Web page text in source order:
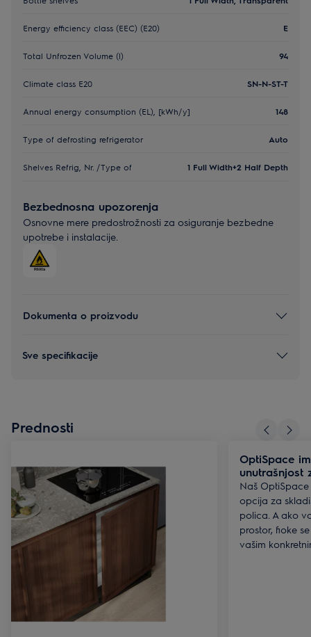
Energy efficiency class (EEC) (E20) E
Total Unfrozen Volume (l) 94
Climate class E20 SN-N-ST-T
Annual energy consumption (EL), [kWh/y] 148
Type of defrosting refrigerator Auto
Shelves Refrig, Nr. /Type of 1 Full Width+2 Half Depth
Bezbednosna upozorenja
Osnovne mere predostrožnosti za osiguranje bezbedne
upotrebe i instalacije.
Dokumenta o proizvodu
Sve specifikacije
Prednosti
OptiSpace
unutrašnjost
Naš
opcija za
polica. A ako
prostor, fioke
vašim